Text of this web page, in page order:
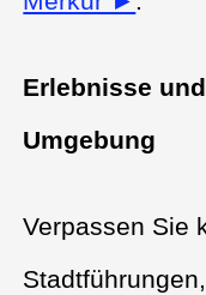
Erlebnisse
Umgebung
Verpassen Sie